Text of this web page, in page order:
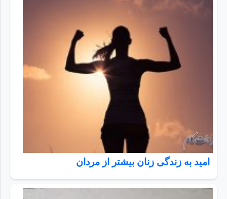
امید به زندگی زنان بیشتر از مردان